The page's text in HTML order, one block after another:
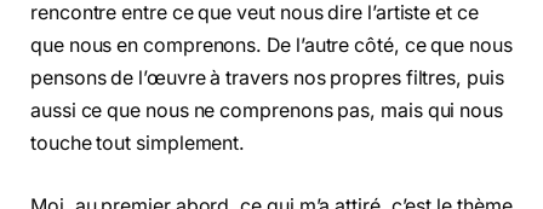
rencontre entre ce que veut nous dire l’artiste et ce
que nous en comprenons. De l’autre côté, ce que nous
pensons de l’œuvre à travers nos propres filtres, puis
aussi ce que nous ne comprenons pas, mais qui nous
touche tout simplement.